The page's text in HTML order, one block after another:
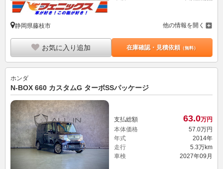
静岡県藤枝市 他の情報を開く
お気に入り追加 在庫確認・見積依頼（無料）
ホンダ
N-BOX 660 カスタムG ターボSSパッケージ
支払総額 63.0万円
本体価格
57.0万円
年式
2014年
走行
5.3万km
車検
2027年09月